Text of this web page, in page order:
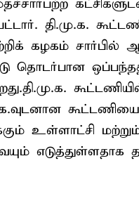
தி.மு.க.
கழகம் சார்பில்
தொடர்பான
உள்ளாட்சி
எடுத்துள்ளதாக